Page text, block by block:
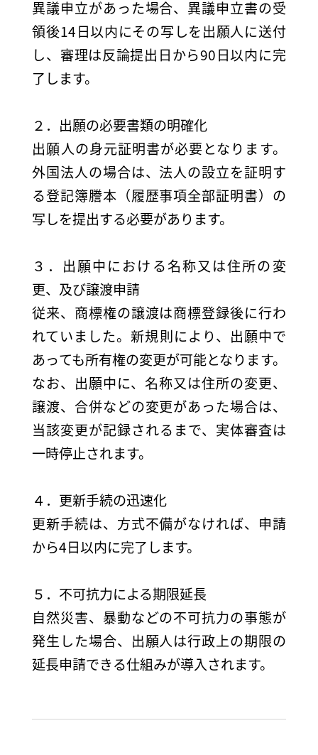
異議申立があった場合、異議申立書の受
領後14日以内にその写しを出願人に送付
し、審理は反論提出日から90日以内に完
了します。
２．出願の必要書類の明確化
出願人の身元証明書が必要となります。
外国法人の場合は、法人の設立を証明す
る登記簿謄本（履歴事項全部証明書）の
写しを提出する必要があります。
３．出願中における名称又は住所の変
更、及び譲渡申請
従来、商標権の譲渡は商標登録後に行わ
れていました。新規則により、出願中で
あっても所有権の変更が可能となります。
なお、出願中に、名称又は住所の変更、
譲渡、合併などの変更があった場合は、
当該変更が記録されるまで、実体審査は
一時停止されます。
４．更新手続の迅速化
更新手続は、方式不備がなければ、申請
から4日以内に完了します。
５．不可抗力による期限延長
自然災害、暴動などの不可抗力の事態が
発生した場合、出願人は行政上の期限の
延長申請できる仕組みが導入されます。